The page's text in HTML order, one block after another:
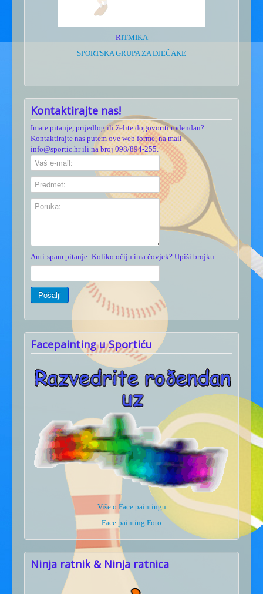
RITMIKA
SPORTSKA GRUPA ZA DJEČAKE
Kontaktirajte nas!
Imate pitanje, prijedlog ili želite dogovoriti rođendan?
Kontaktirajte nas putem ove web forme, na mail
info@sportic.hr ili na broj 098/894-255.
Anti-spam pitanje: Koliko očiju ima čovjek? Upiši brojku...
Facepainting u Sportiću
Više o Face paintingu
Face painting Foto
Ninja ratnik & Ninja ratnica